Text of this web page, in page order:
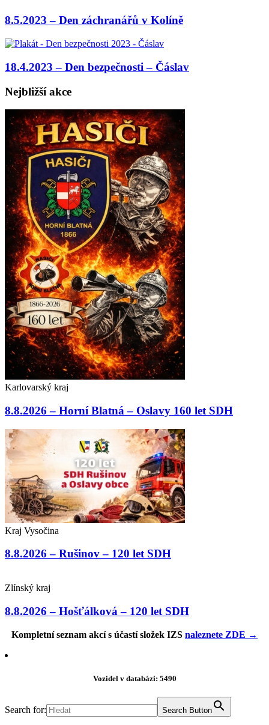
8.5.2023 – Den záchranářů v Kolíně
18.4.2023 – Den bezpečnosti – Čáslav
Nejbližší akce
Karlovarský kraj
8.8.2026 – Horní Blatná – Oslavy 160 let SDH
Kraj Vysočina
8.8.2026 – Rušinov – 120 let SDH
Zlínský kraj
8.8.2026 – Hošťálková – 120 let SDH
Kompletní seznam akcí s účastí složek IZS naleznete ZDE →
Vozidel v databázi: 5490
Search for: Search Button